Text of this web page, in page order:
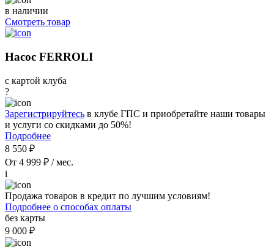
в наличии
Смотреть товар
Насос FERROLI
с картой клуба
?
Зарегистрируйтесь в клубе ГПС и приобретайте наши товары
и услуги со скидками до 50%!
Подробнее
8 550 ₽
От 4 999 ₽ / мес.
i
Продажа товаров в кредит по лучшим условиям!
Подробнее о способах оплаты
без карты
9 000 ₽